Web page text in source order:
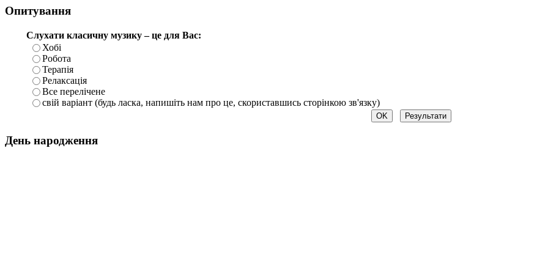
Опитування
Слухати класичну музику – це для Вас:
Хобі
Робота
Терапія
Релаксація
Все перелічене
свій варіант (будь ласка, напишіть нам про це, скориставшись сторінкою зв'язку)
День народження